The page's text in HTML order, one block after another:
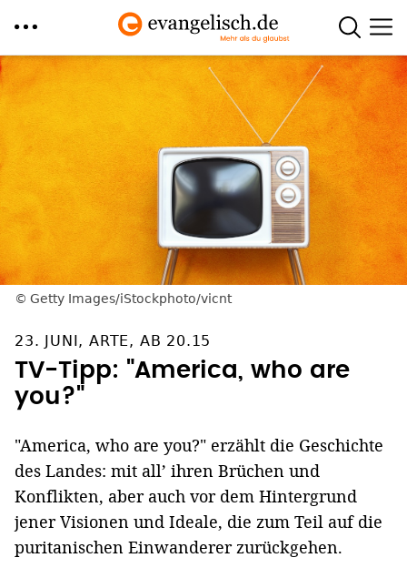
Direkt
zum
Inhalt
Getty Images/iStockphoto/vicnt
23. JUNI, ARTE, AB 20.15
TV-Tipp: "America, who are
you?"
"America, who are you?" erzählt die Geschichte
des Landes: mit all’ ihren Brüchen und
Konflikten, aber auch vor dem Hintergrund
jener Visionen und Ideale, die zum Teil auf die
puritanischen Einwanderer zurückgehen.